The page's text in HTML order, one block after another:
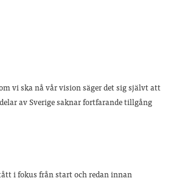
vi ska nå vår vision säger det sig självt att
av Sverige saknar fortfarande tillgång
i fokus från start och redan innan